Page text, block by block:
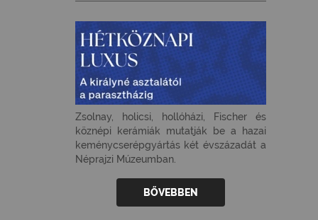
Zsolnay, holicsi, hollóházi, Fischer és
köznépi kerámiák mutatják be a hazai
keménycserépgyártás két évszázadát a
Néprajzi Múzeumban.
BŐVEBBEN